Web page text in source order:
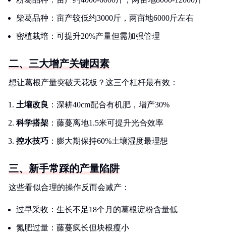
柴葛品种：亩产较低约3000斤，两亩地6000斤左右
密植栽培：可提升20%产量但需加强管理
二、三大增产关键因素
想让葛根产量突破天花板？这三个杠杆最有效：
土壤改良 ：深耕40cm配合有机肥，增产30%
科学搭架 ：藤蔓离地1.5米可提升光合效率
控水技巧 ：膨大期保持60%土壤湿度最理想
三、新手常踩的产量陷阱
这些看似合理的操作反而会减产：
过早采收：生长不足18个月的葛根淀粉含量低
氮肥过量：藤蔓疯长但块根瘦小